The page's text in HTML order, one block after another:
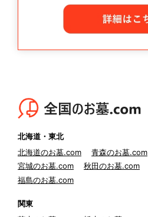
北海道・東北
北海道のお墓.com
青森のお墓.com
宮城のお墓.com
秋田のお墓.com
福島のお墓.com
関東